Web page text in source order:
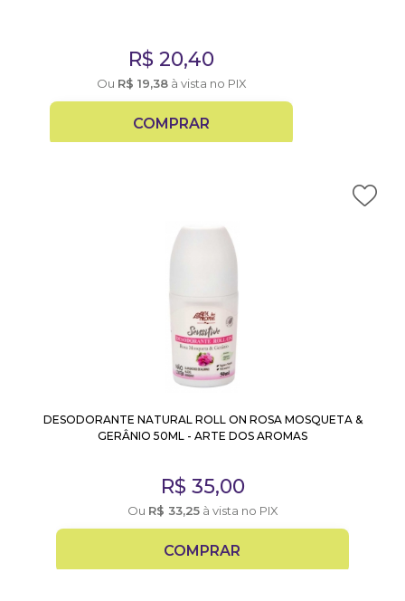
R$ 20,40
Ou R$ 19,38à vista no PIX
COMPRAR
DESODORANTE NATURAL ROLL ON ROSA MOSQUETA &
GERÂNIO 50ML - ARTE DOS AROMAS
R$ 35,00
Ou R$ 33,25à vista no PIX
COMPRAR